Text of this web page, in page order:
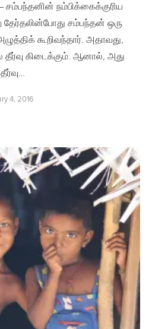
சம்பந்தனின் நம்பிக்கைக்குரிய
சம்பந்தன் ஒரு
கூறிவந்தார். அதாவது,
தீர்வு கிடைக்கும். ஆனால், அது
4, 2016